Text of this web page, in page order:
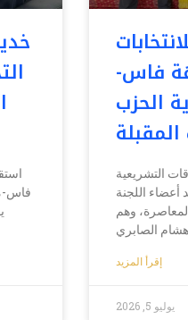
فاس-
الحزب
التشريعية
23 شتنبر 2026، عقد أعضاء اللجنة
وهم
إقرأ المزيد
يوليو 5, 2026